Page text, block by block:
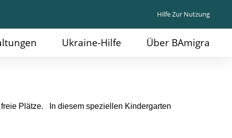
Hilfe Zur Nutzung
Ukraine-Hilfe Über BAmigra
freie Plätze. In diesem speziellen Kindergarten